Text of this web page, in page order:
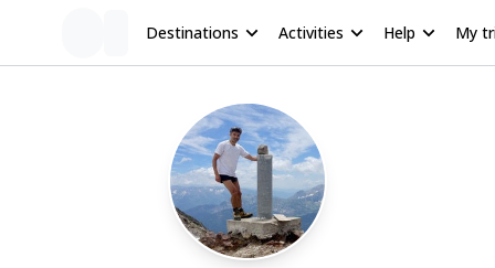
Destinations Activities Help My